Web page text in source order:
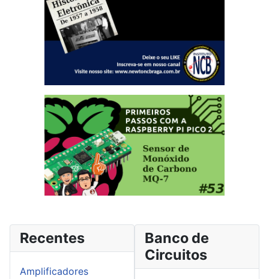
Recentes
Amplificadores
Banco de
Circuitos